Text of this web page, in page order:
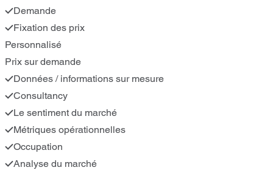
Demande
Fixation des prix
Personnalisé
Prix sur demande
Données / informations sur mesure
Consultancy
Le sentiment du marché
Métriques opérationnelles
Occupation
Analyse du marché